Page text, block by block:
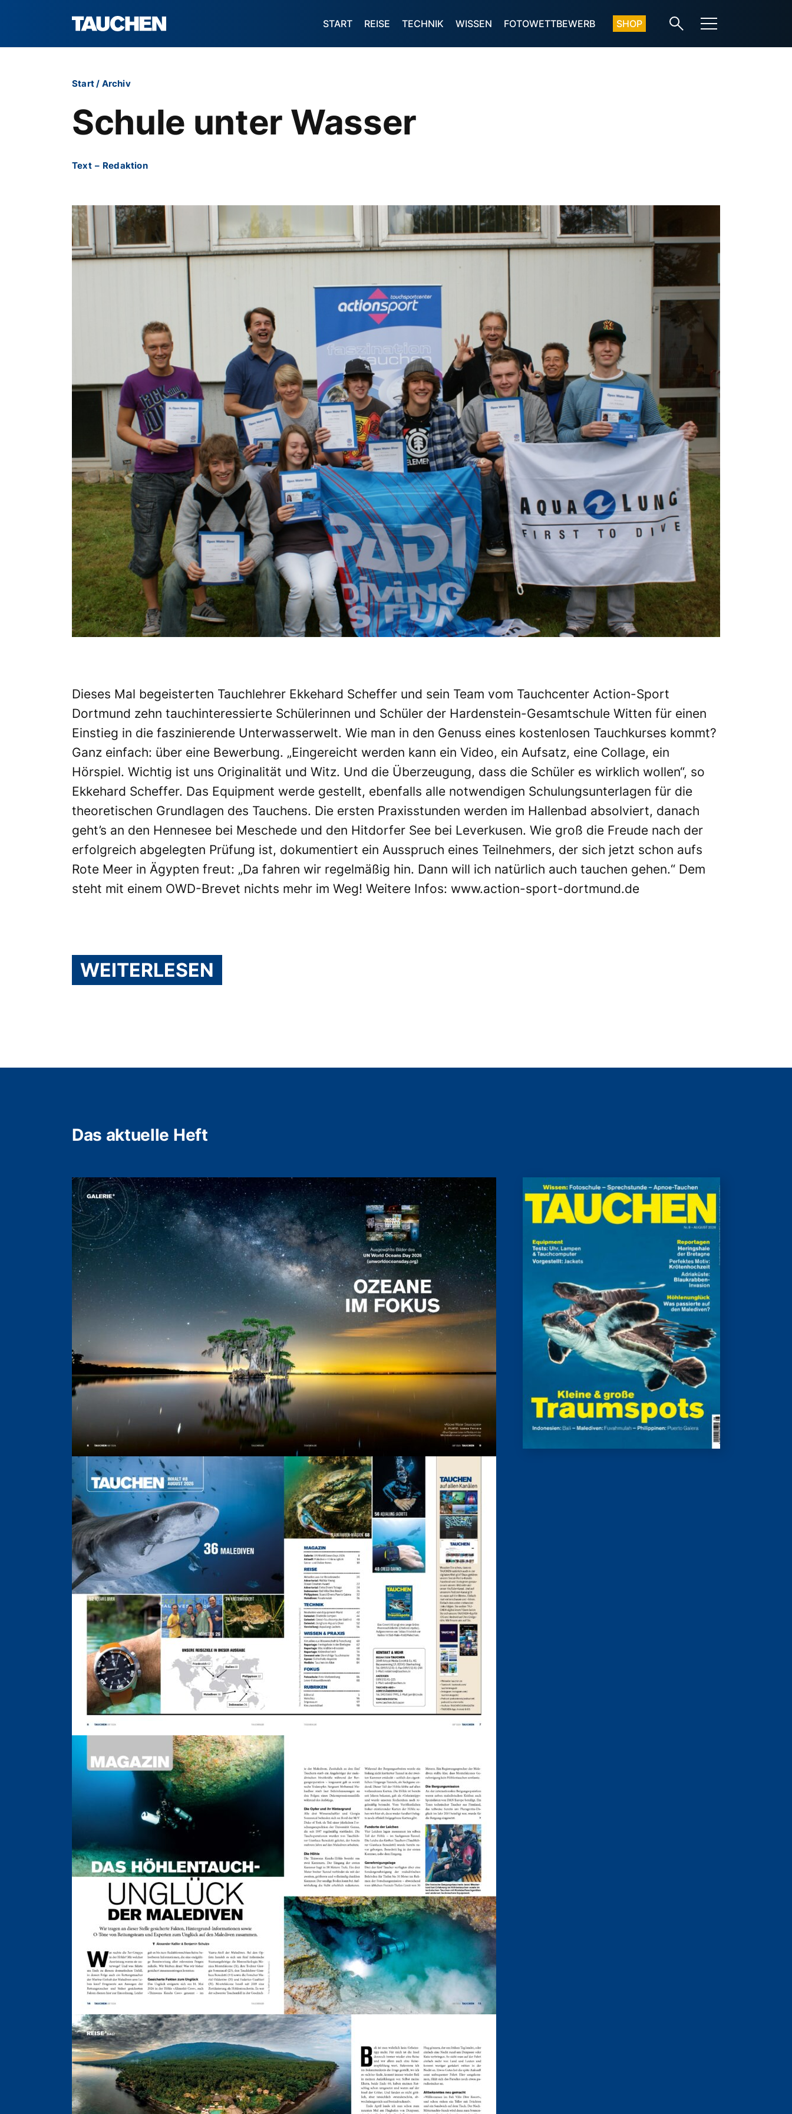
START REISE TECHNIK WISSEN FOTOWETTBEWERB SHOP
Start/ Archiv
Schule unter Wasser
Text – Redaktion
Dieses Mal begeisterten Tauchlehrer Ekkehard Scheffer und sein Team vom Tauchcenter Action-Sport
Dortmund zehn tauchinteressierte Schülerinnen und Schüler der Hardenstein-Gesamtschule Witten für einen
Einstieg in die faszinierende Unterwasserwelt. Wie man in den Genuss eines kostenlosen Tauchkurses kommt?
Ganz einfach: über eine Bewerbung. „Eingereicht werden kann ein Video, ein Aufsatz, eine Collage, ein
Hörspiel. Wichtig ist uns Originalität und Witz. Und die Überzeugung, dass die Schüler es wirklich wollen“, so
Ekkehard Scheffer. Das Equipment werde gestellt, ebenfalls alle notwendigen Schulungsunterlagen für die
theoretischen Grundlagen des Tauchens. Die ersten Praxisstunden werden im Hallenbad absolviert, danach
geht’s an den Hennesee bei Meschede und den Hitdorfer See bei Leverkusen. Wie groß die Freude nach der
erfolgreich abgelegten Prüfung ist, dokumentiert ein Ausspruch eines Teilnehmers, der sich jetzt schon aufs
Rote Meer in Ägypten freut: „Da fahren wir regelmäßig hin. Dann will ich natürlich auch tauchen gehen.“ Dem
steht mit einem OWD-Brevet nichts mehr im Weg! Weitere Infos: www.action-sport-dortmund.de
WEITERLESEN
Das aktuelle Heft